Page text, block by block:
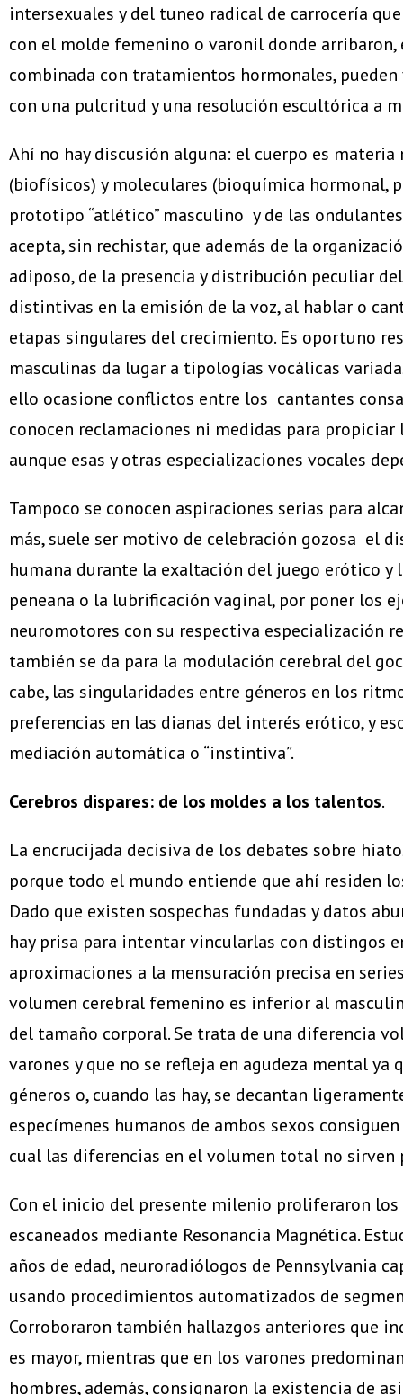
intersexuales y del tuneo radical de carrocería
con el molde femenino o varonil donde
combinada con tratamientos hormonales,
con una pulcritud y una resolución escultórica a
Ahí no hay discusión alguna: el cuerpo es
(biofísicos) y moleculares (bioquímica hormonal,
prototipo “atlético” masculino y de las
acepta, sin rechistar, que además de la
adiposo, de la presencia y distribución peculiar
distintivas en la emisión de la voz, al hablar o
etapas singulares del crecimiento. Es oportuno
masculinas da lugar a tipologías vocálicas
ello ocasione conflictos entre los cantantes
conocen reclamaciones ni medidas para
aunque esas y otras especializaciones vocales
Tampoco se conocen aspiraciones serias para
más, suele ser motivo de celebración gozosa el
humana durante la exaltación del juego erótico y
peneana o la lubrificación vaginal, por poner los
neuromotores con su respectiva especialización
también se da para la modulación cerebral del
cabe, las singularidades entre géneros en los
preferencias en las dianas del interés erótico, y
mediación automática o “instintiva”.
Cerebros dispares: de los moldes a los talentos.
La encrucijada decisiva de los debates sobre
porque todo el mundo entiende que ahí residen
Dado que existen sospechas fundadas y datos
hay prisa para intentar vincularlas con distingos
aproximaciones a la mensuración precisa en
volumen cerebral femenino es inferior al
del tamaño corporal. Se trata de una diferencia
varones y que no se refleja en agudeza mental
géneros o, cuando las hay, se decantan
especímenes humanos de ambos sexos
cual las diferencias en el volumen total no
Con el inicio del presente milenio proliferaron
escaneados mediante Resonancia Magnética.
años de edad, neuroradiólogos de Pennsylvania
usando procedimientos automatizados de
Corroboraron también hallazgos anteriores que
es mayor, mientras que en los varones
hombres, además, consignaron la existencia de